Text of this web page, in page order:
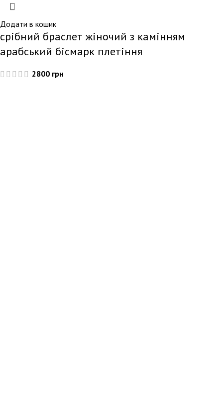
Додати в кошик
срібний браслет жіночий з камінням
арабський бісмарк плетіння
2800 грн